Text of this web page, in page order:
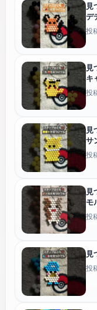
見
デ
投
見
キ
投
見
サ
投
見
モ
投
見
投